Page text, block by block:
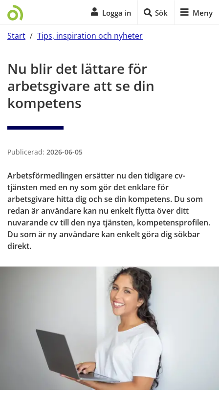
Logga in Sök Meny
Start / Tips, inspiration och nyheter
Nu blir det lättare för
arbetsgivare att se din
kompetens
Publicerad: 2026-06-05
Arbetsförmedlingen ersätter nu den tidigare cv-
tjänsten med en ny som gör det enklare för
arbetsgivare hitta dig och se din kompetens. Du som
redan är användare kan nu enkelt flytta över ditt
nuvarande cv till den nya tjänsten, kompetensprofilen.
Du som är ny användare kan enkelt göra dig sökbar
direkt.